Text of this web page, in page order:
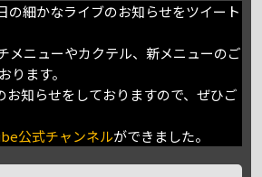
の細かなライブのお知らせをツイート
メニューやカクテル、新メニューのご
ります。
お知らせをしておりますので、ぜひご
公式チャンネルができました。